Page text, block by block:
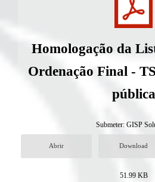
Homologação da
Ordenação Final -
pública
Submeter: GISP
Abrir Download
51.99 KB